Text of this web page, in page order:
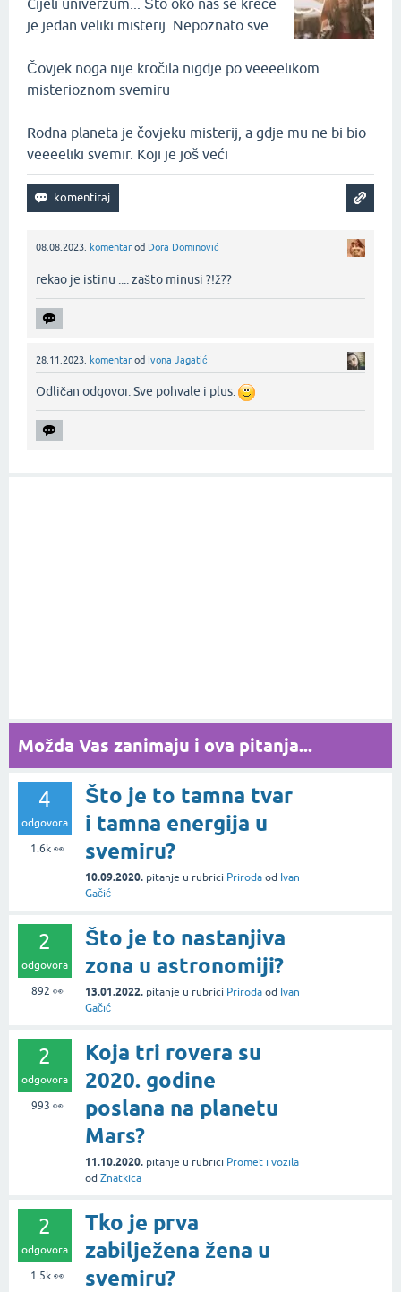
Cijeli univerzum... Što oko nas se kreće
je jedan veliki misterij. Nepoznato sve
Čovjek noga nije kročila nigdje po veeeelikom
misterioznom svemiru
Rodna planeta je čovjeku misterij, a gdje mu ne bi bio
veeeeliki svemir. Koji je još veći
08.08.2023. komentar od Dora Dominović
rekao je istinu .... zašto minusi ?!ž??‌
28.11.2023. komentar od Ivona Jagatić
Odličan odgovor. Sve pohvale i plus.
Možda Vas zanimaju i ova pitanja...
4
odgovora
1.6k👀
Što je to tamna tvar
i tamna energija u
svemiru?
10.09.2020. pitanje u rubrici Priroda od Ivan
Gačić
2
odgovora
892 👀
Što je to nastanjiva
zona u astronomiji?
13.01.2022. pitanje u rubrici Priroda od Ivan
Gačić
2
odgovora
993 👀
Koja tri rovera su
2020. godine
poslana na planetu
Mars?
11.10.2020. pitanje u rubrici Promet i vozila
od Znatkica
2
odgovora
1.5k👀
Tko je prva
zabilježena žena u
svemiru?